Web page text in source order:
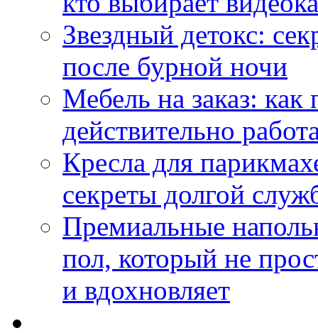
Звездный детокс:
после бурной ночи
Мебель на заказ:
действительно
Кресла для
секреты долгой
Премиальные
пол, который не
и вдохновляет